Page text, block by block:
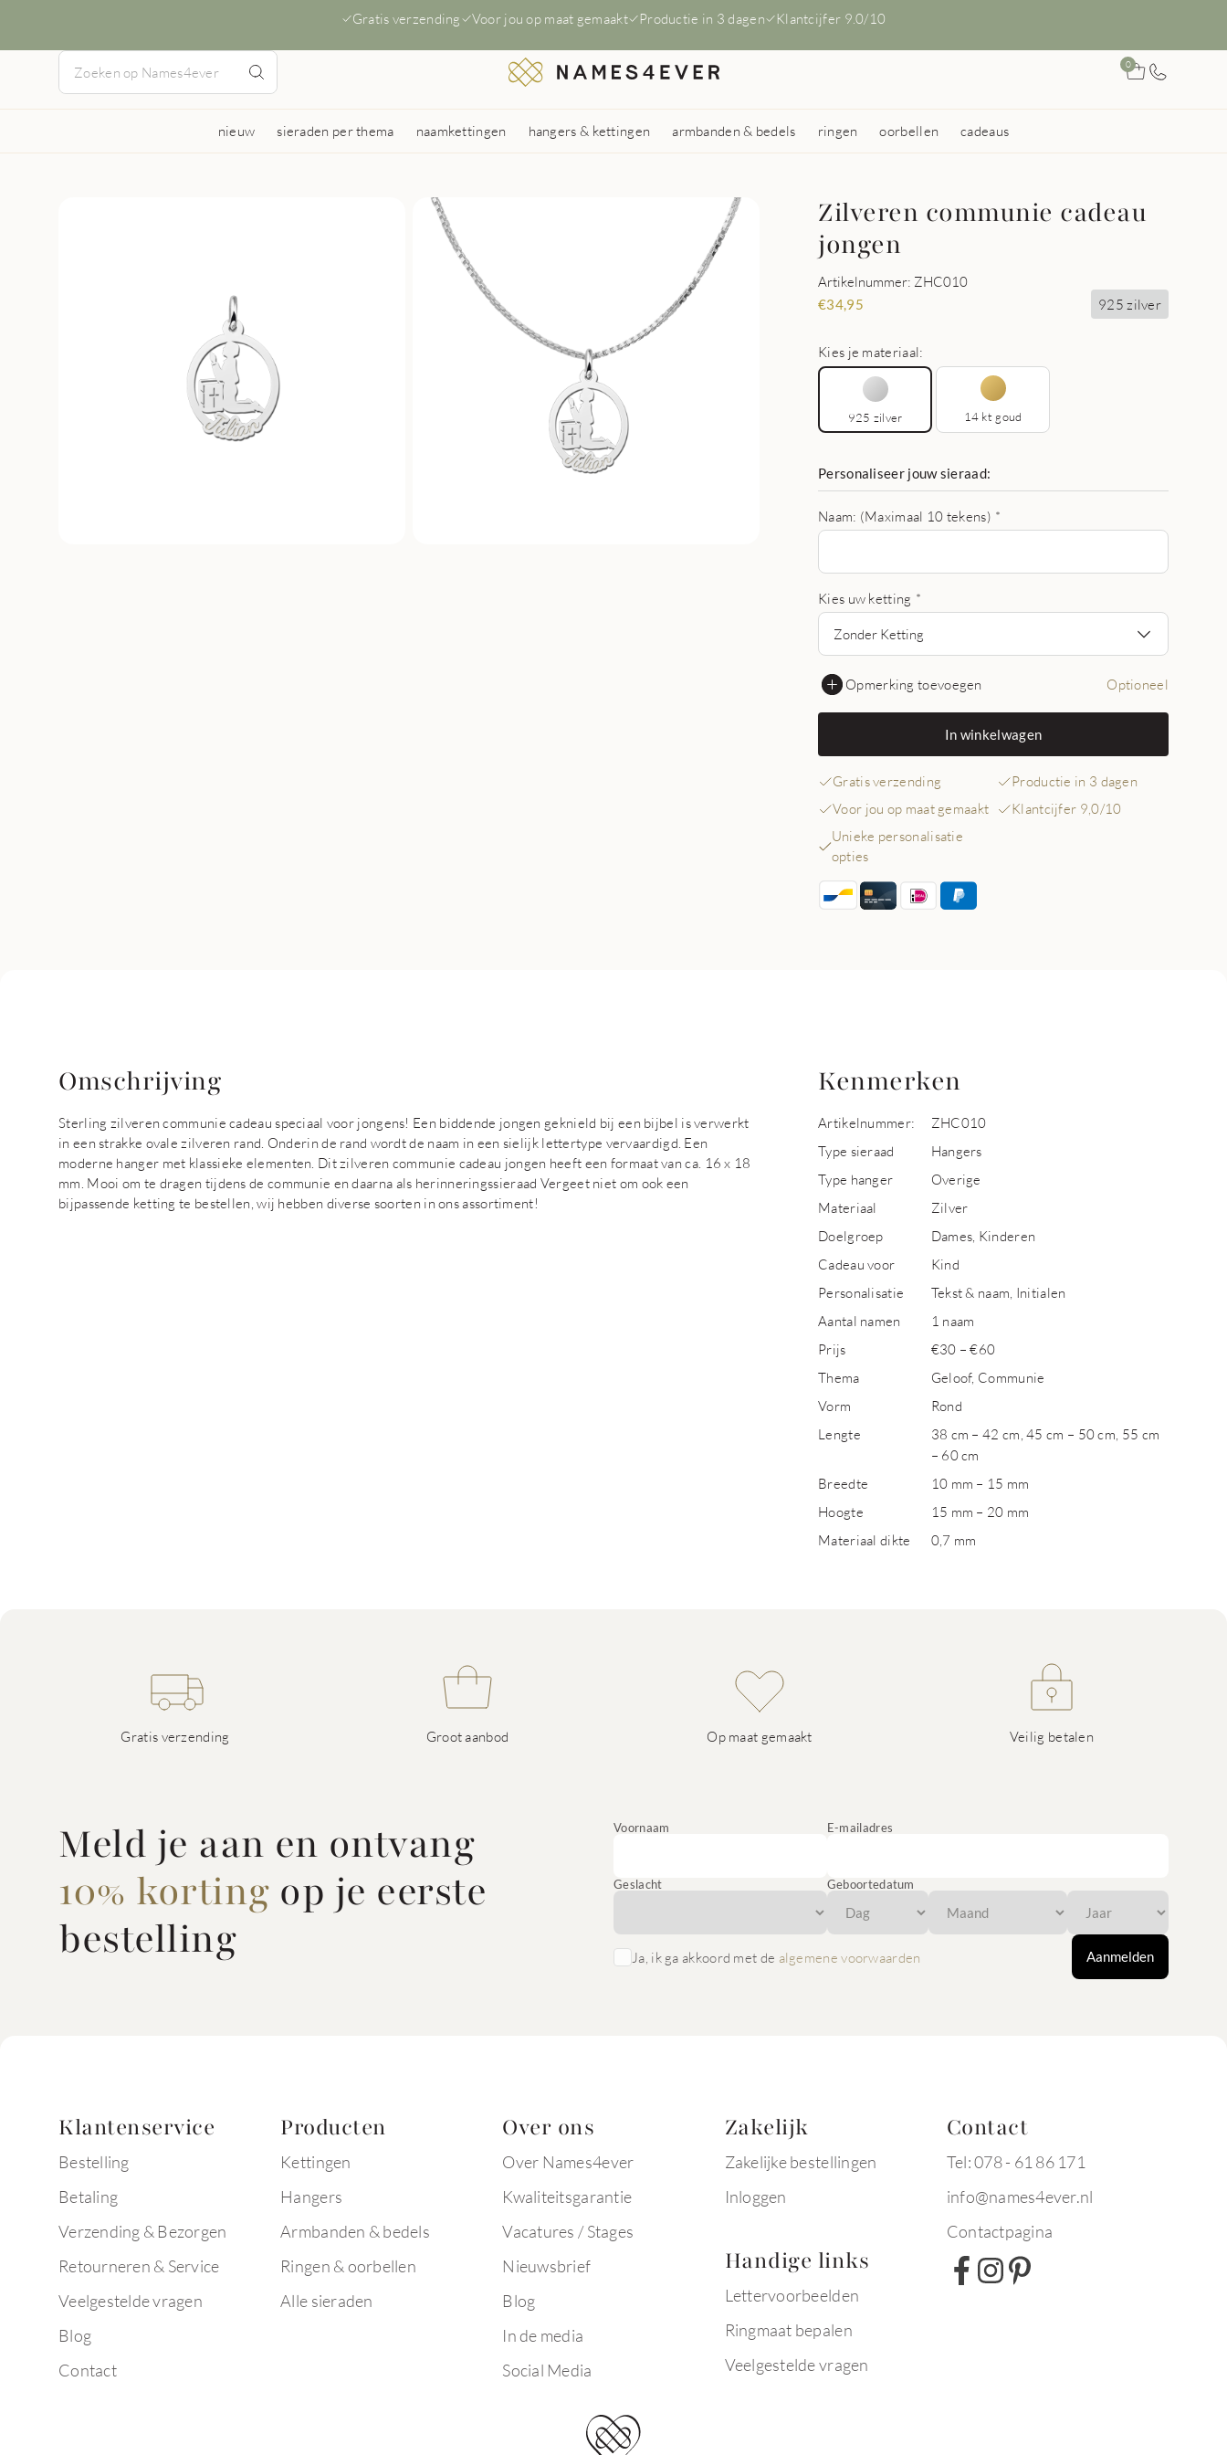
Gratis verzending Voor jou op maat gemaakt Productie in 3 dagen Klantcijfer 9.0/10
0
nieuw sieraden per thema naamkettingen hangers & kettingen armbanden & bedels ringen oorbellen cadeaus
Zilveren communie cadeau
jongen
Artikelnummer: ZHC010
€34,95 925 zilver
Kies je materiaal:
925 zilver 14 kt goud
Personaliseer jouw sieraad:
Naam: (Maximaal 10 tekens) *
Kies uw ketting *
Zonder Ketting
Opmerking toevoegen Optioneel
In winkelwagen
Gratis verzending
Productie in 3 dagen
Voor jou op maat gemaakt
Klantcijfer 9,0/10
Unieke personalisatie
opties
Omschrijving
Sterling zilveren communie cadeau speciaal voor jongens! Een biddende jongen geknield bij een bijbel is verwerkt
in een strakke ovale zilveren rand. Onderin de rand wordt de naam in een sielijk lettertype vervaardigd. Een
moderne hanger met klassieke elementen. Dit zilveren communie cadeau jongen heeft een formaat van ca. 16 x 18
mm. Mooi om te dragen tijdens de communie en daarna als herinneringssieraad Vergeet niet om ook een
bijpassende ketting te bestellen, wij hebben diverse soorten in ons assortiment!
Kenmerken
Artikelnummer:
ZHC010
Type sieraad
Hangers
Type hanger
Overige
Materiaal
Zilver
Doelgroep
Dames, Kinderen
Cadeau voor
Kind
Personalisatie
Tekst & naam, Initialen
Aantal namen
1 naam
Prijs
€30 – €60
Thema
Geloof, Communie
Vorm
Rond
Lengte
38 cm – 42 cm, 45 cm – 50 cm, 55 cm
– 60 cm
Breedte
10 mm – 15 mm
Hoogte
15 mm – 20 mm
Materiaal dikte
0,7 mm
Gratis verzending Groot aanbod Op maat gemaakt Veilig betalen
Meld je aan en ontvang
10% korting op je eerste
bestelling
Voornaam E-mailadres
Geslacht Geboortedatum
Ja, ik ga akkoord met de algemene voorwaarden Aanmelden
Klantenservice
Bestelling
Betaling
Verzending & Bezorgen
Retourneren & Service
Veelgestelde vragen
Blog
Contact
Producten
Kettingen
Hangers
Armbanden & bedels
Ringen & oorbellen
Alle sieraden
Over ons
Over Names4ever
Kwaliteitsgarantie
Vacatures / Stages
Nieuwsbrief
Blog
In de media
Social Media
Zakelijk
Zakelijke bestellingen
Inloggen
Handige links
Lettervoorbeelden
Ringmaat bepalen
Veelgestelde vragen
Contact
Tel: 078 - 61 86 171
info@names4ever.nl
Contactpagina